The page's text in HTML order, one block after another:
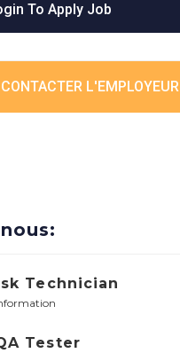
To Apply Job
CONTACTER L'EMPLOYEUR
Technician
Tester